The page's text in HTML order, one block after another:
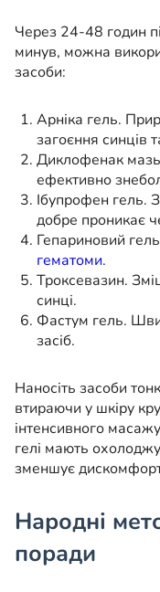
Через 24-48 годин
минув, можна
засоби:
Арніка гель.
загоєння синців
Диклофенак
ефективно
Ібупрофен гель.
добре проникає
Гепариновий
гематоми.
Троксевазин.
синці.
Фастум гель.
засіб.
Наносіть засоби
втираючи у шкіру
інтенсивного
гелі мають
зменшує
Народні
поради